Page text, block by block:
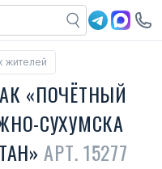
жителей
«ПОЧЁТНЫЙ
СУХУМСКА
АРТ. 15277